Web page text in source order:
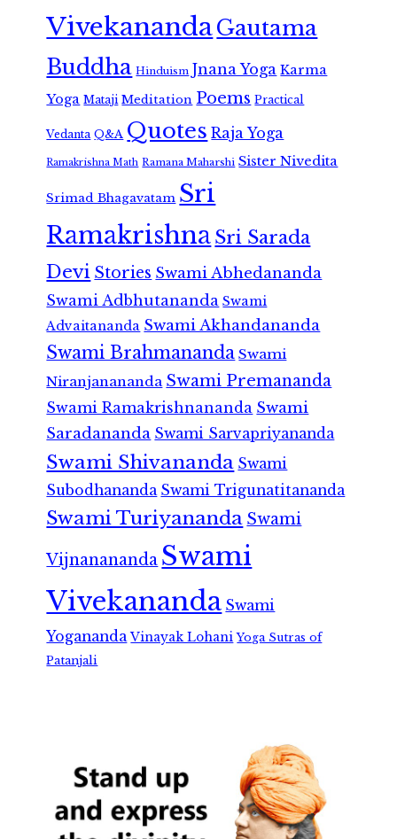
VivekanandaGautama
Buddha Hinduism Jnana Yoga Karma
Yoga Mataji Meditation Poems Practical
Vedanta Q&A Quotes Raja Yoga
Ramakrishna Math Ramana Maharshi Sister Nivedita
Srimad Bhagavatam Sri
RamakrishnaSri Sarada
Devi Stories Swami Abhedananda
Swami Adbhutananda Swami
Advaitananda Swami Akhandananda
Swami Brahmananda Swami
Niranjanananda Swami Premananda
Swami Ramakrishnananda Swami
Saradananda Swami Sarvapriyananda
Swami Shivananda Swami
Subodhananda Swami Trigunatitananda
Swami Turiyananda Swami
Vijnanananda Swami
Vivekananda Swami
Yogananda Vinayak Lohani Yoga Sutras of
Patanjali